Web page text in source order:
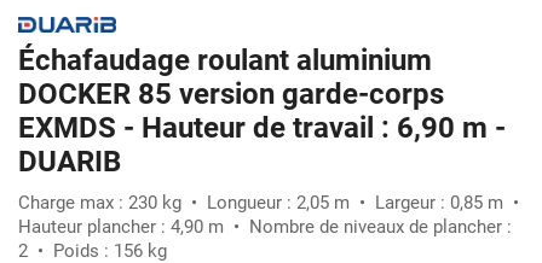
Échafaudage roulant aluminium
DOCKER 85 version garde-corps
EXMDS - Hauteur de travail : 6,90 m -
DUARIB
Charge max : 230 kg • Longueur : 2,05 m • Largeur : 0,85 m •
Hauteur plancher : 4,90 m • Nombre de niveaux de plancher :
2 • Poids : 156 kg